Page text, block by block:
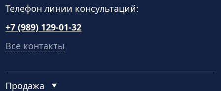
Телефон линии консультаций:
+7 (989) 129-01-32
Все контакты
Продажа